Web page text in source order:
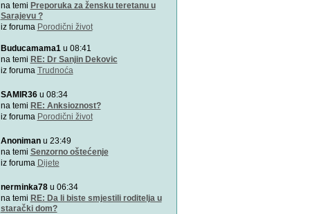
na temi Preporuka za žensku teretanu u
Sarajevu ?
iz foruma Porodični život
Buducamama1u 08:41
na temi RE: Dr Sanjin Dekovic
iz foruma Trudnoća
SAMIR36u 08:34
na temi RE: Anksioznost?
iz foruma Porodični život
Anonimanu 23:49
na temi Senzorno oštećenje
iz foruma Dijete
nerminka78u 06:34
na temi RE: Da li biste smjestili roditelja u
starački dom?